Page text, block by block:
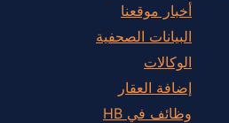
أخبار موقعنا
البيانات الصحفية
الوكالات
إضافة العقار
وظائف في HB